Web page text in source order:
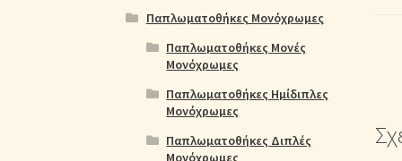
Παπλωματοθήκες Μονόχρωμες
Παπλωματοθήκες Μονές
Μονόχρωμες
Παπλωματοθήκες Ημίδιπλες
Μονόχρωμες
Παπλωματοθήκες Διπλές
Μονόχρωμες